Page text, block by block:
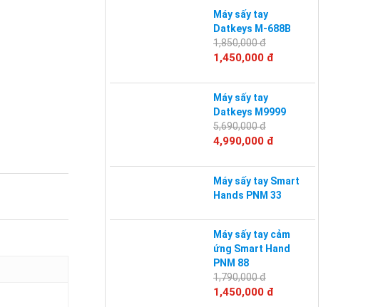
Máy sấy tay
Datkeys M-688B
1,850,000 đ
1,450,000 đ
Máy sấy tay
Datkeys M9999
5,690,000 đ
4,990,000 đ
Máy sấy tay Smart
Hands PNM 33
Máy sấy tay cảm
ứng Smart Hand
PNM 88
1,790,000 đ
1,450,000 đ